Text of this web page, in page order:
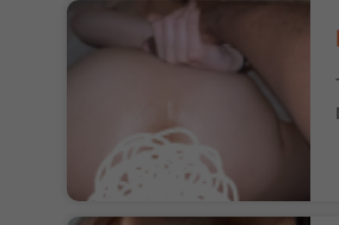
Trazim dame parove